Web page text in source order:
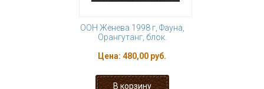
ООН Женева 1998 г, Фауна,
Орангутанг, блок.
Цена: 480,00 руб.